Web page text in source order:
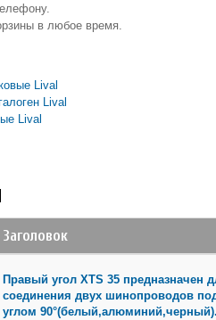
в любое время.
Lival
Lival
Lival
Заголовок
Правый угол XTS 35 предназначен
соединения двух шинопроводов
углом